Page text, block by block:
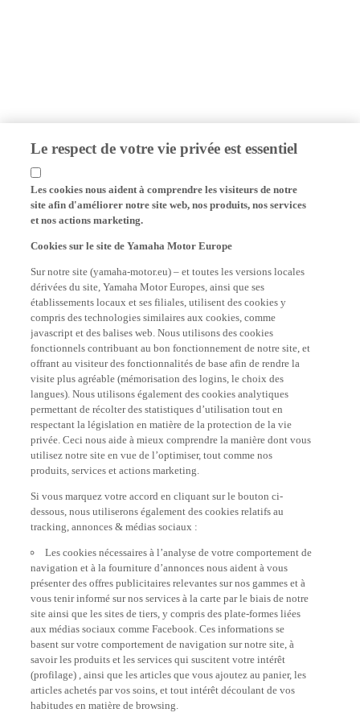
Le respect de votre vie privée est essentiel
Les cookies nous aident à comprendre les visiteurs de notre
site afin d'améliorer notre site web, nos produits, nos services
et nos actions marketing.
dérivées du site, Yamaha Motor Europes, ainsi que ses
établissements locaux et ses filiales, utilisent des cookies y
compris des technologies similaires aux cookies, comme
javascript et des balises web. Nous utilisons des cookies
fonctionnels contribuant au bon fonctionnement de notre site, et
offrant au visiteur des fonctionnalités de base afin de rendre la
visite plus agréable (mémorisation des logins, le choix des
langues). Nous utilisons également des cookies analytiques
permettant de récolter des statistiques d’utilisation tout en
respectant la législation en matière de la protection de la vie
privée. Ceci nous aide à mieux comprendre la manière dont vous
utilisez notre site en vue de l’optimiser, tout comme nos
produits, services et actions marketing.
dessous, nous utiliserons également des cookies relatifs au
tracking, annonces & médias sociaux :
navigation et à la fourniture d’annonces nous aident à vous
présenter des offres publicitaires relevantes sur nos gammes et à
vous tenir informé sur nos services à la carte par le biais de notre
site ainsi que les sites de tiers, y compris des plate-formes liées
aux médias sociaux comme Facebook. Ces informations se
basent sur votre comportement de navigation sur notre site, à
savoir les produits et les services qui suscitent votre intérêt
(profilage) , ainsi que les articles que vous ajoutez au panier, les
articles achetés par vos soins, et tout intérêt découlant de vos
habitudes en matière de browsing.